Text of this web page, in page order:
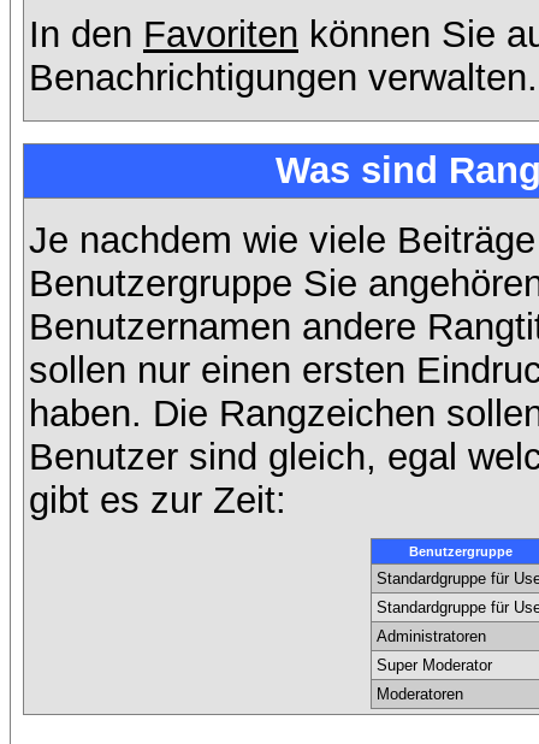
In den Favoriten können Sie
Benachrichtigungen verwalten.
Was sind
Je nachdem wie viele
Benutzergruppe Sie
Benutzernamen andere
sollen nur einen ersten
haben. Die Rangzeichen
Benutzer sind gleich, egal
gibt es zur Zeit:
Benutzergruppe
Standardgruppe für
Standardgruppe für
Administratoren
Super Moderator
Moderatoren